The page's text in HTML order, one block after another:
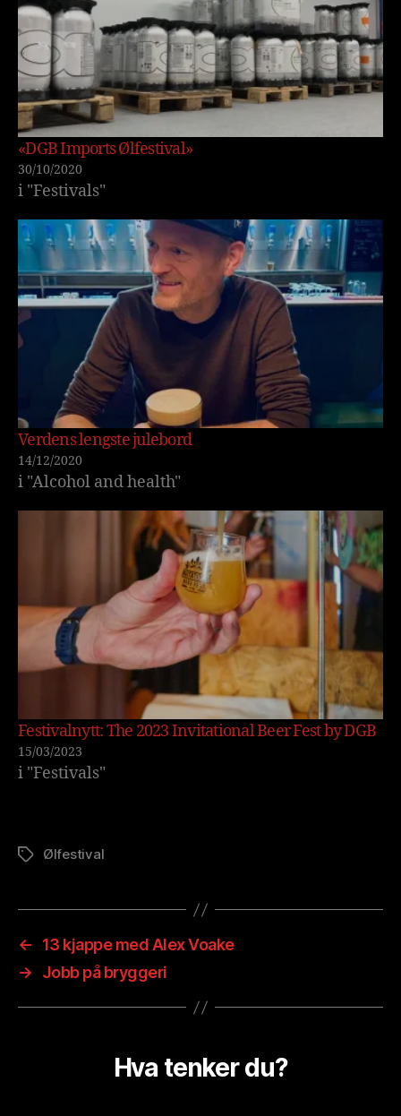
«DGB Imports Ølfestival»
30/10/2020
i "Festivals"
Verdens lengste julebord
14/12/2020
i "Alcohol and health"
Festivalnytt: The 2023 Invitational Beer Fest by DGB
15/03/2023
i "Festivals"
StikkordØlfestival
←
13 kjappe med Alex Voake
→
Jobb på bryggeri
Hva tenker du?